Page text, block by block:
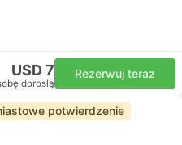
USD 7
dorosłą
Rezerwuj teraz
potwierdzenie